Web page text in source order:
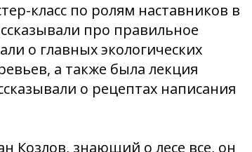
класс по ролям наставников в
про правильное
о главных экологических
а также была лекция
о рецептах написания
Козлов, знающий о лесе все, он